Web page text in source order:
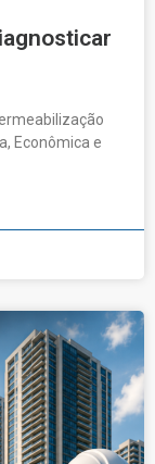
Econômica e